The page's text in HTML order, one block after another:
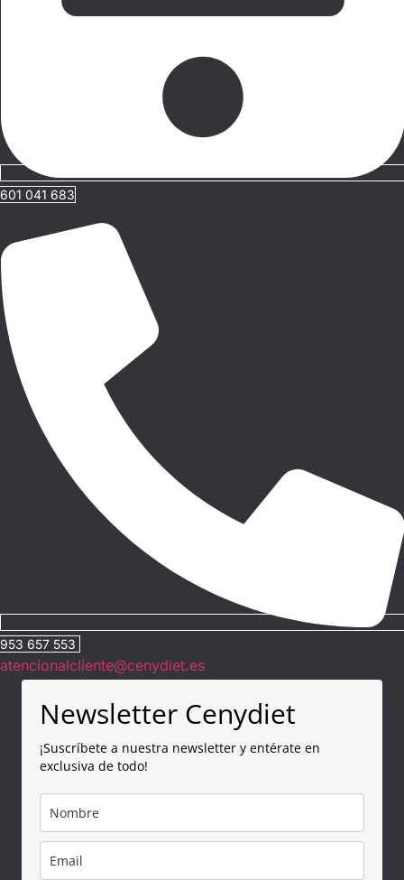
601 041 683
953 657 553
atencionalcliente@cenydiet.es
Newsletter Cenydiet
¡Suscríbete a nuestra newsletter y entérate en
exclusiva de todo!